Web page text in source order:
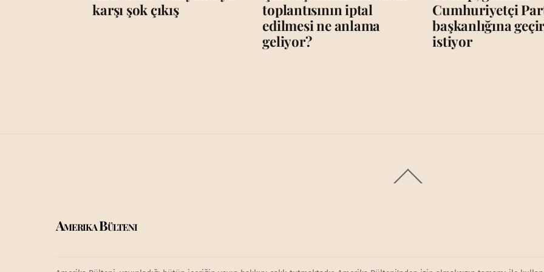
karşı şok çıkış
toplantısının iptal
edilmesi ne anlama
geliyor?
Cumhuriyetçi
başkanlığına
istiyor
To
Amerika Bülteni